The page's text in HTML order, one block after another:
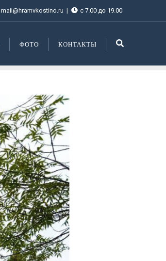
mail@hramvkostino.ru с 7.00 до 19.00
ФОТО КОНТАКТЫ